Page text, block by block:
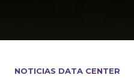
NOTICIAS DATA CENTER